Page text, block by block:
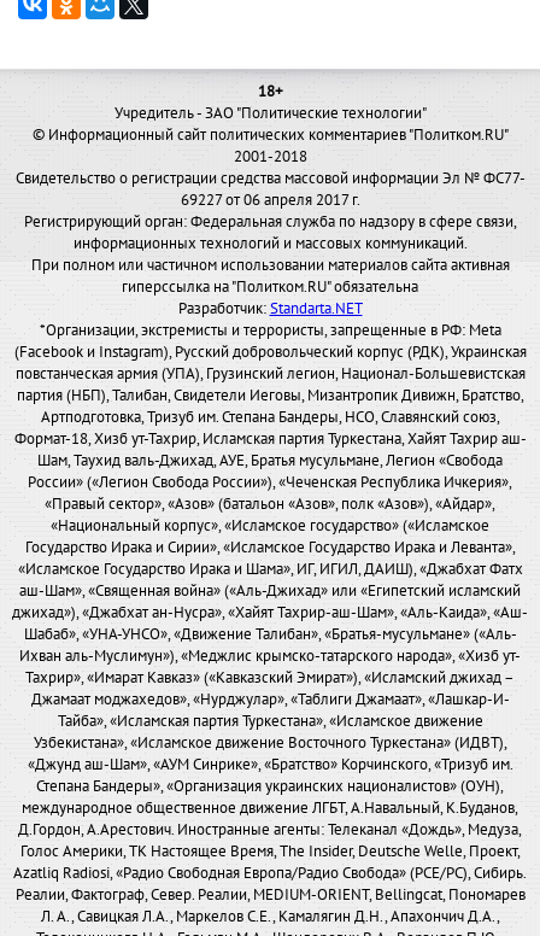
18+
Учредитель - ЗАО "Политические технологии"
© Информационный сайт политических комментариев "Политком.RU"
2001-2018
Свидетельство о регистрации средства массовой информации Эл № ФС77-
69227 от 06 апреля 2017 г.
Регистрирующий орган: Федеральная служба по надзору в сфере связи,
информационных технологий и массовых коммуникаций.
При полном или частичном использовании материалов сайта активная
гиперссылка на "Политком.RU" обязательна
Разработчик:Standarta.NET
*Организации, экстремисты и террористы, запрещенные в РФ: Meta
(Facebook и Instagram), Русский добровольческий корпус (РДК), Украинская
повстанческая армия (УПА), Грузинский легион, Национал-Большевистская
партия (НБП), Талибан, Свидетели Иеговы, Мизантропик Дивижн, Братство,
Артподготовка, Тризуб им. Степана Бандеры, НСО, Славянский союз,
Формат-18, Хизб ут-Тахрир, Исламская партия Туркестана, Хайят Тахрир аш-
Шам, Таухид валь-Джихад, АУЕ, Братья мусульмане, Легион «Свобода
России» («Легион Свобода России»), «Чеченская Республика Ичкерия»,
«Правый сектор», «Азов» (батальон «Азов», полк «Азов»), «Айдар»,
«Национальный корпус», «Исламское государство» («Исламское
Государство Ирака и Сирии», «Исламское Государство Ирака и Леванта»,
«Исламское Государство Ирака и Шама», ИГ, ИГИЛ, ДАИШ), «Джабхат Фатх
аш-Шам», «Священная война» («Аль-Джихад» или «Египетский исламский
джихад»), «Джабхат ан-Нусра», «Хайят Тахрир-аш-Шам», «Аль-Каида», «Аш-
Шабаб», «УНА-УНСО», «Движение Талибан», «Братья-мусульмане» («Аль-
Ихван аль-Муслимун»), «Меджлис крымско-татарского народа», «Хизб ут-
Тахрир», «Имарат Кавказ» («Кавказский Эмират»), «Исламский джихад –
Джамаат моджахедов», «Нурджулар», «Таблиги Джамаат», «Лашкар-И-
Тайба», «Исламская партия Туркестана», «Исламское движение
Узбекистана», «Исламское движение Восточного Туркестана» (ИДВТ),
«Джунд аш-Шам», «АУМ Синрике», «Братство» Корчинского, «Тризуб им.
Степана Бандеры», «Организация украинских националистов» (ОУН),
международное общественное движение ЛГБТ, А.Навальный, К.Буданов,
Д.Гордон, А.Арестович. Иностранные агенты: Телеканал «Дождь», Медуза,
Голос Америки, ТК Настоящее Время, The Insider, Deutsche Welle, Проект,
Azatliq Radiosi, «Радио Свободная Европа/Радио Свобода» (PCE/PC), Сибирь.
Реалии, Фактограф, Север. Реалии, MEDIUM-ORIENT, Bellingcat, Пономарев
Л. А., Савицкая Л.А., Маркелов С.Е., Камалягин Д.Н., Апахончич Д.А.,